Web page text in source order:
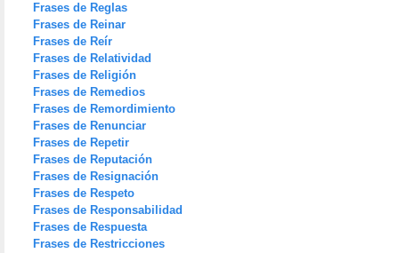
Frases de Reglas
Frases de Reinar
Frases de Reír
Frases de Relatividad
Frases de Religión
Frases de Remedios
Frases de Remordimiento
Frases de Renunciar
Frases de Repetir
Frases de Reputación
Frases de Resignación
Frases de Respeto
Frases de Responsabilidad
Frases de Respuesta
Frases de Restricciones